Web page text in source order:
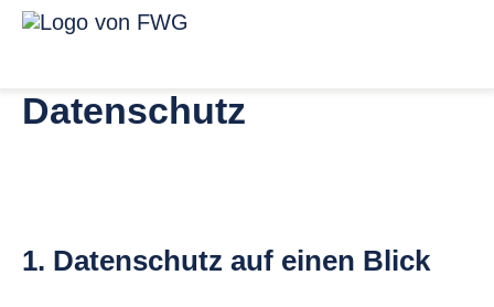
Zum Inhalt springen
Datenschutz
1. Datenschutz auf einen Blick